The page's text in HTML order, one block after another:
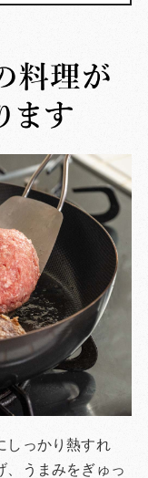
しっかり熱すれ
、うまみをぎゅっ